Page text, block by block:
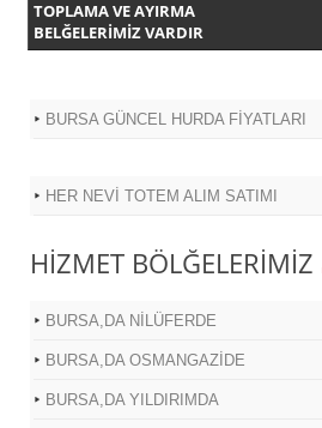
TOPLAMA VE AYIRMA
BELĞELERİMİZ VARDIR
BURSA GÜNCEL HURDA FİYATLARI
HER NEVİ TOTEM ALIM SATIMI
HİZMET BÖLĞELERİMİZ
BURSA,DA NİLÜFERDE
BURSA,DA OSMANGAZİDE
BURSA,DA YILDIRIMDA